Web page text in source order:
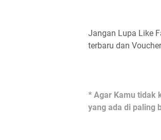
Jangan Lupa Like
terbaru dan
* Agar Kamu tidak
yang ada di paling